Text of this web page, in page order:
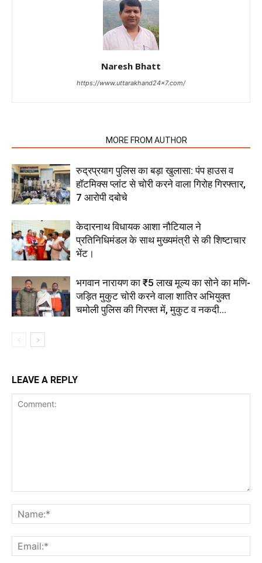
Naresh Bhatt
https://www.uttarakhand24x7.com/
MORE FROM AUTHOR
रुद्रप्रयाग पुलिस का बड़ा खुलासा: पंप हाउस व
हॉटमिक्स प्लांट से चोरी करने वाला गिरोह गिरफ्तार,
7 आरोपी दबोचे
केदारनाथ विधायक आशा नौटियाल ने
प्रतिनिधिमंडल के साथ मुख्यमंत्री से की शिष्टाचार
भेंट।
भगवान नारायण का ₹5 लाख मूल्य का सोने का मणि-
जड़ित मुकुट चोरी करने वाला शातिर अभियुक्त
चमोली पुलिस की गिरफ्त में, मुकुट व नकदी...
LEAVE A REPLY